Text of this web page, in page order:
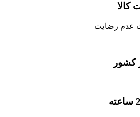
کالا
عدم رضایت
کشور